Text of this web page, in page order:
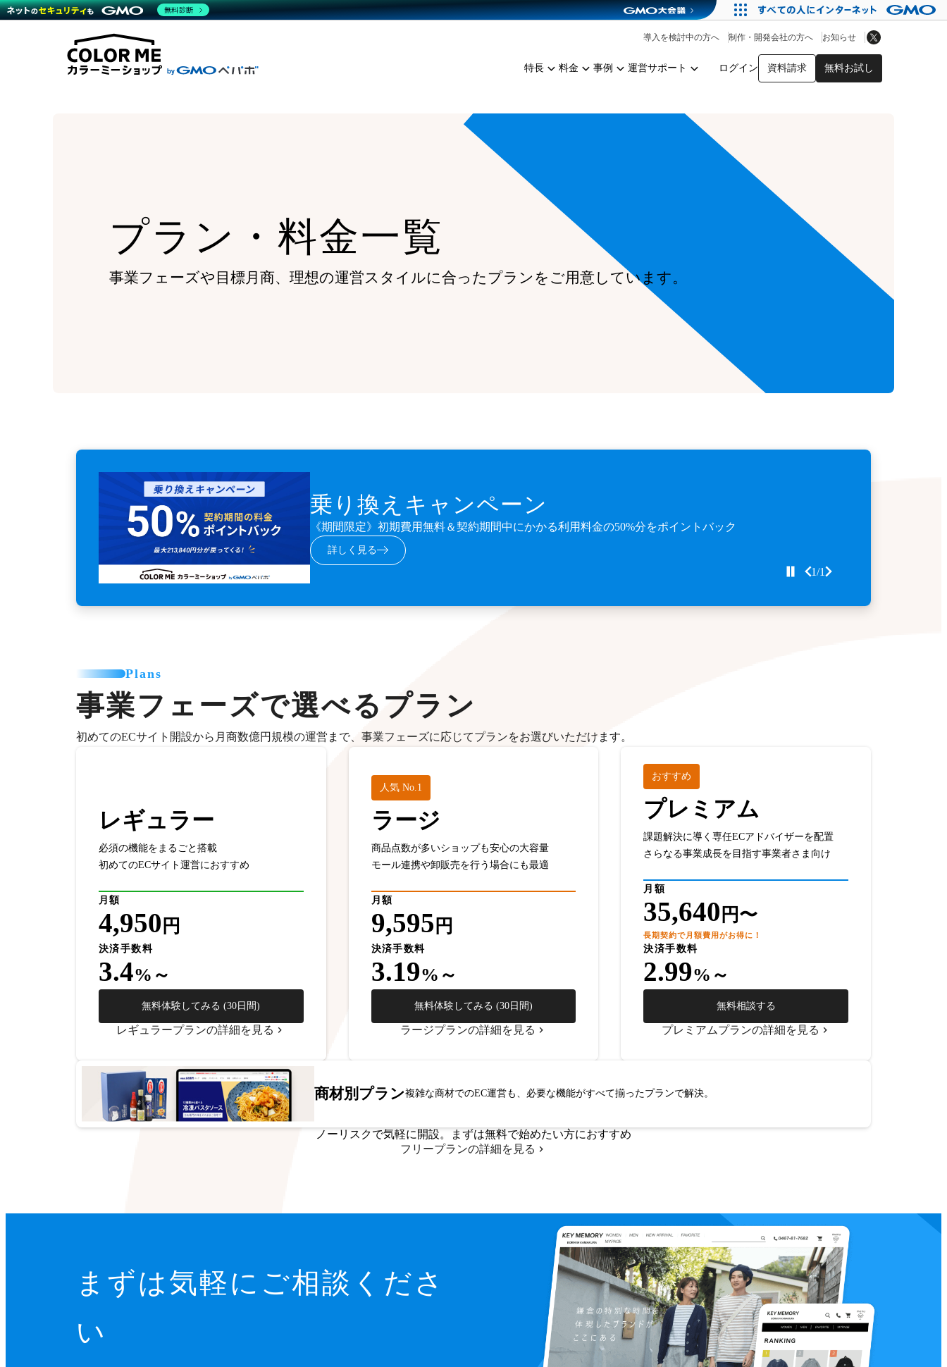
特長 料金 事例 運営サポート ログイン 資料請求 無料お試し
導入を検討中の方へ 制作・開発会社の方へ お知らせ
商材一覧を見る
機能一覧を見る
WordPress導入
複数店舗との連携
雑貨販売 アプリストア
料金
プラン・料金一覧を見る
料金シミュレーション
事例
運営サポート
サポート一覧を見る
コミュニティイベントCarty
プラン・料金一覧
事業フェーズや目標月商、理想の運営スタイルに合ったプランを ご用意しています。
乗り換えキャンペーン
《期間限定》初期費用無料＆契約期間中にかかる利用料金の50%分をポイントバック
詳しく見る
1/1
Plans
事業フェーズで選べるプラン
初めてのECサイト開設から月商数億円規模の運営まで、事業フェーズに応じてプランをお選びいただけます。
レギュラー
必須の機能をまるごと搭載
初めてのECサイト運営におすすめ
月額
4,950 円
決済手数料
3.4%～
無料体験してみる (30日間)
レギュラープランの詳細を見る
人気 No.1
ラージ
商品点数が多いショップも安心の大容量
モール連携や卸販売を行う場合にも最適
月額
9,595 円
決済手数料
3.19%～
無料体験してみる (30日間)
ラージプランの詳細を見る
おすすめ
プレミアム
課題解決に導く専任ECアドバイザーを配置
さらなる事業成長を目指す事業者さま向け
月額
35,640 円〜
長期契約で月額費用がお得に！
決済手数料
2.99%～
無料相談する
プレミアムプランの詳細を見る
商材別プラン複雑な商材でのEC運営も、必要な機能がすべて揃ったプランで解決。
ノーリスクで気軽に開設。まずは無料で始めたい方におすすめ
フリープランの詳細を見る
まずは気軽にご相談くださ
い
無料診断